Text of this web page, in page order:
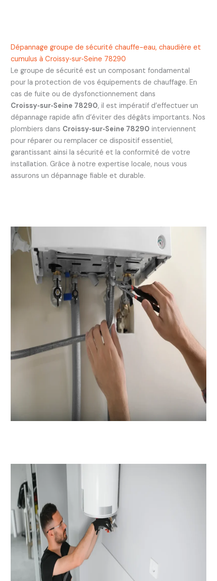
Dépannage groupe de sécurité chauffe-eau, chaudière et
cumulus à Croissy‑sur‑Seine 78290
Le groupe de sécurité est un composant fondamental
pour la protection de vos équipements de chauffage. En
cas de fuite ou de dysfonctionnement dans
Croissy‑sur‑Seine 78290, il est impératif d’effectuer un
dépannage rapide afin d’éviter des dégâts importants. Nos
plombiers dans Croissy‑sur‑Seine 78290 interviennent
pour réparer ou remplacer ce dispositif essentiel,
garantissant ainsi la sécurité et la conformité de votre
installation. Grâce à notre expertise locale, nous vous
assurons un dépannage fiable et durable.